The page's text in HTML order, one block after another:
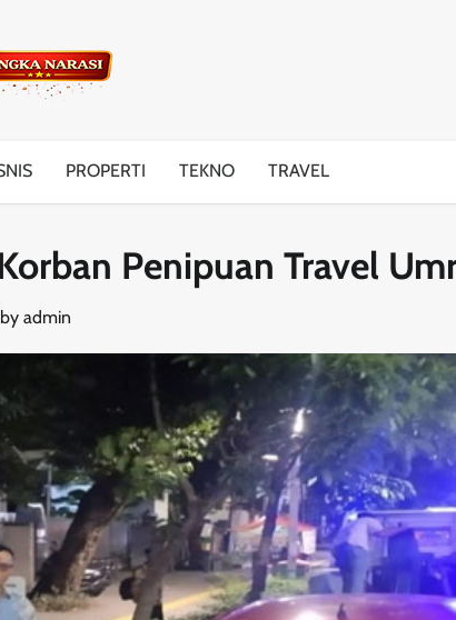
PROPERTI TEKNO TRAVEL
Penipuan Travel
by admin